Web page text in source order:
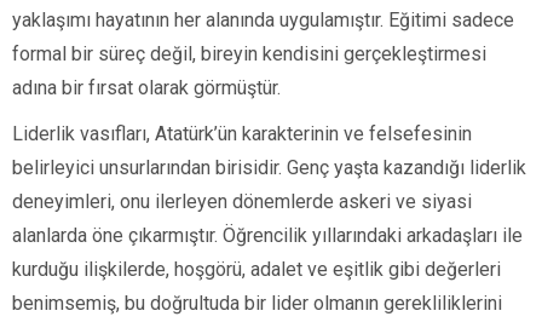
yaklaşımı hayatının her alanında uygulamıştır. Eğitimi sadece
formal bir süreç değil, bireyin kendisini gerçekleştirmesi
adına bir fırsat olarak görmüştür.
Liderlik vasıfları, Atatürk’ün karakterinin ve felsefesinin
belirleyici unsurlarından birisidir. Genç yaşta kazandığı liderlik
deneyimleri, onu ilerleyen dönemlerde askeri ve siyasi
alanlarda öne çıkarmıştır. Öğrencilik yıllarındaki arkadaşları ile
kurduğu ilişkilerde, hoşgörü, adalet ve eşitlik gibi değerleri
benimsemiş, bu doğrultuda bir lider olmanın gerekliliklerini